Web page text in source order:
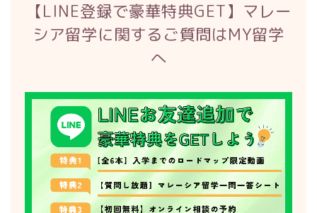
【LINE登録で豪華特典GET】マレー
シア留学に関するご質問はMY留学
へ